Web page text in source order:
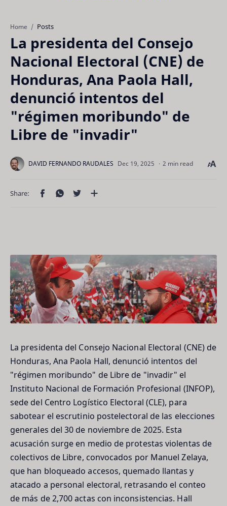
Home Posts
La presidenta del Consejo
Nacional Electoral (CNE) de
Honduras, Ana Paola Hall,
denunció intentos del
"régimen moribundo" de
Libre de "invadir"
2 min read
La presidenta del Consejo Nacional Electoral (CNE) de
Honduras, Ana Paola Hall, denunció intentos del
"régimen moribundo" de Libre de "invadir" el
Instituto Nacional de Formación Profesional (INFOP),
sede del Centro Logístico Electoral (CLE), para
sabotear el escrutinio postelectoral de las elecciones
generales del 30 de noviembre de 2025. Esta
acusación surge en medio de protestas violentas de
colectivos de Libre, convocados por Manuel Zelaya,
que han bloqueado accesos, quemado llantas y
atacado a personal electoral, retrasando el conteo
de más de 2,700 actas con inconsistencias. Hall